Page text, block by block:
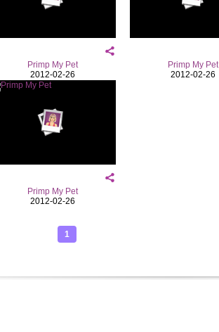
Primp My Pet
2012-02-26
Primp My Pet
2012-02-26
Primp My Pet
2012-02-26
1